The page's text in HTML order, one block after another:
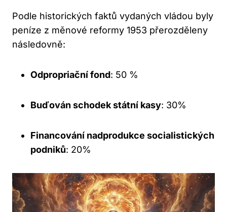
Podle historických faktů vydaných vládou byly
peníze z měnové reformy 1953 přerozděleny
následovně:
Odpropriační fond: 50 %
Buďován schodek státní kasy: 30%
Financování nadprodukce socialistických
podniků: 20%